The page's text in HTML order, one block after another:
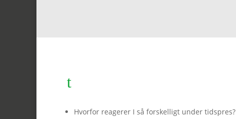
t
Hvorfor reagerer I så forskelligt under tidspres?